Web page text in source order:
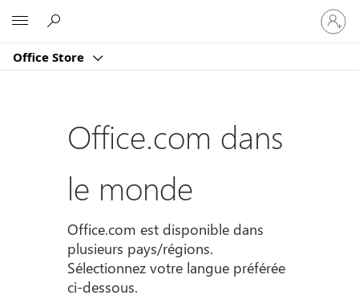
Office Store
vous
à
compte
Office.com dans
le monde
Office.com est disponible dans
plusieurs pays/régions.
Sélectionnez votre langue préférée
ci-dessous.